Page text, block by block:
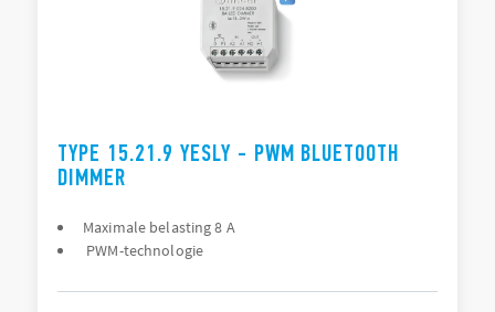
TYPE 15.21.9 YESLY - PWM BLUETOOTH
DIMMER
Maximale belasting 8 A
PWM-technologie